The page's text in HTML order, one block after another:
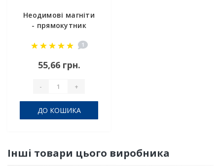
Неодимові магніти
- прямокутник
1
55,66 грн.
- +
ДО КОШИКА
Інші товари цього виробника